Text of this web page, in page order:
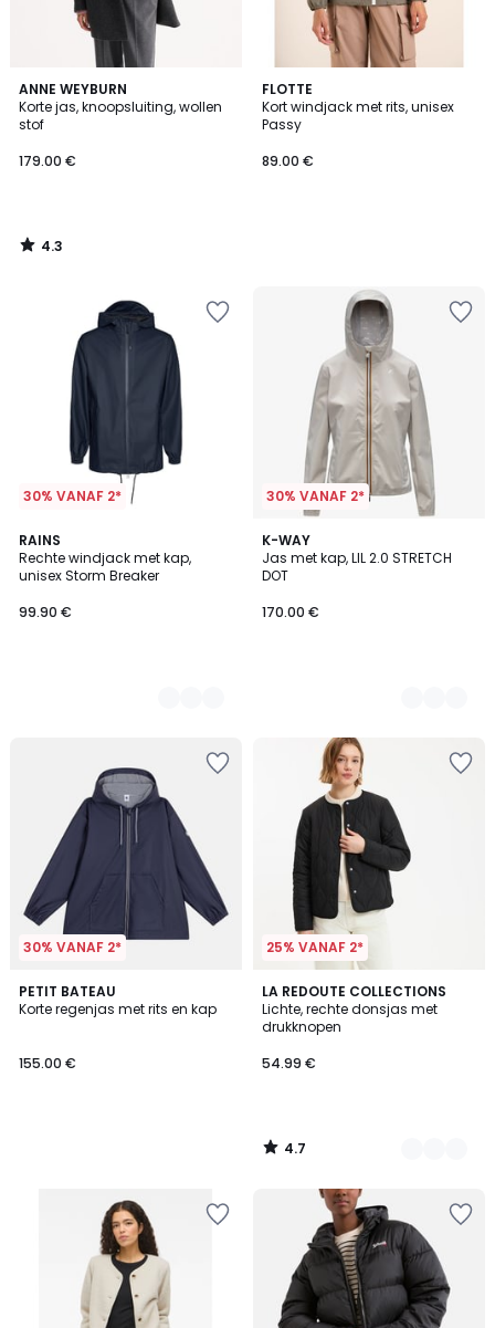
ANNE WEYBURN
Korte jas, knoopsluiting, wollen
stof
179.00 €
4.3
/ 5
4.3
/
FLOTTE
Kort windjack met rits, unisex
Passy
89.00 €
30% VANAF 2*
RAINS
Rechte windjack met kap,
unisex Storm Breaker
99.90 €
2
Kleuren
30% VANAF 2*
K-WAY
Jas met kap, LIL 2.0 STRETCH
DOT
170.00 €
3
Kleuren
30% VANAF 2*
PETIT BATEAU
Korte regenjas met rits en kap
155.00 €
25% VANAF 2*
LA REDOUTE COLLECTIONS
Lichte, rechte donsjas met
drukknopen
54.99 €
4.7
/ 5
2
Kleuren
4.7
/